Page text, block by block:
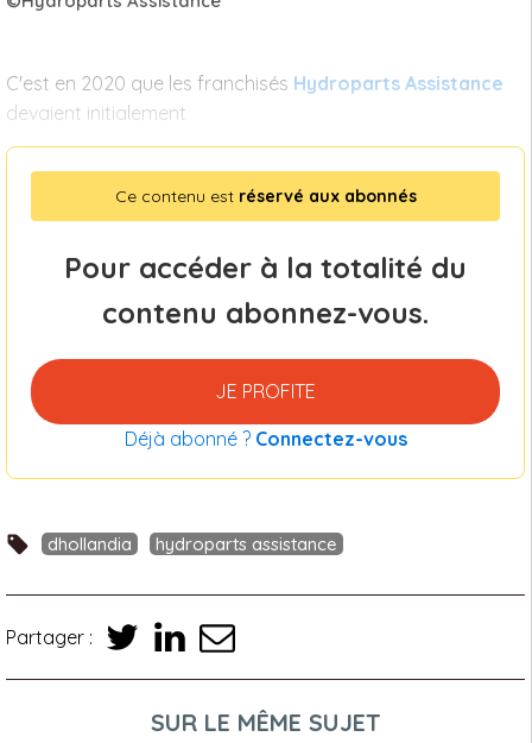
C'est en 2020 que les franchisés Hydroparts Assistance
devaient initialement
Ce contenu est réservé aux abonnés
Pour accéder à la totalité du
contenu abonnez-vous.
JE PROFITE
Déjà abonné ? Connectez-vous
dhollandia hydroparts assistance
Partager :
SUR LE MÊME SUJET